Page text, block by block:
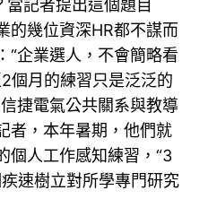
當記者提出這個題目
的幾位資深HR都不謀而
“企業選人，不會簡略看
個月的練習只是泛泛的
捷電氣公共關系與教導
者，本年暑期，他們就
個人工作感知練習，“3
速樹立對所學專門研究